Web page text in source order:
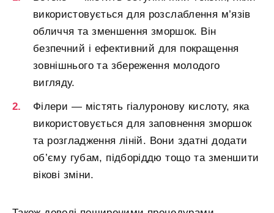
використовується для розслаблення м’язів
обличчя та зменшення зморшок. Він
безпечний і ефективний для покращення
зовнішнього та збереження молодого
вигляду.
Філери — містять гіалуронову кислоту, яка
використовується для заповнення зморшок
та розгладження ліній. Вони здатні додати
об’єму губам, підборіддю тощо та зменшити
вікові зміни.